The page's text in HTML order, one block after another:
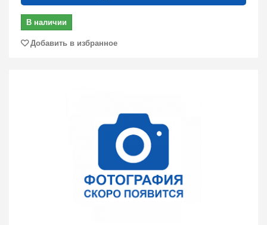
В наличии
Добавить в избранное